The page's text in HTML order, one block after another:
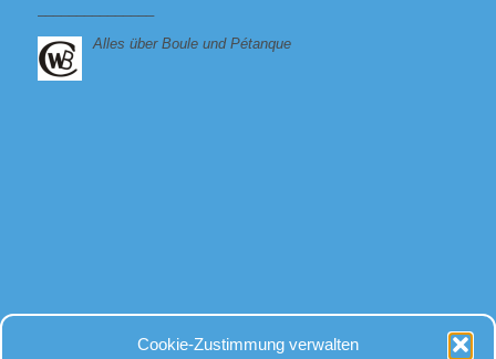
Cookie-Zustimmung verwalten
Alles über Boule und Pétanque
Bei allen Fragen
rund um Kugeln und Zubehör, gibt es für uns nur eine Antwort: